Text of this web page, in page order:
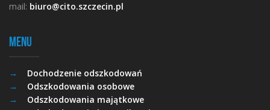
mail: biuro@cito.szczecin.pl
Menu
Dochodzenie odszkodowań
Odszkodowania osobowe
Odszkodowania majątkowe